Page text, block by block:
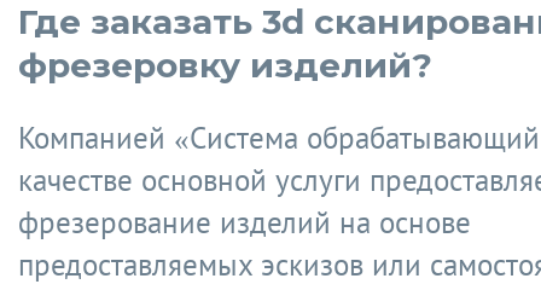
Где заказать 3d
фрезеровку изделий?
Компанией «Система
качестве основной услуги
фрезерование изделий на основе
предоставляемых эскизов или